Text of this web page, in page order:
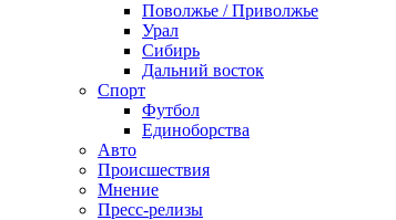
Поволжье / Приволжье
Урал
Сибирь
Дальний восток
Спорт
Футбол
Единоборства
Авто
Происшествия
Мнение
Пресс-релизы